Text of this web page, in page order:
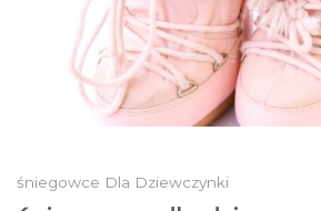
śniegowce Dla Dziewczynki